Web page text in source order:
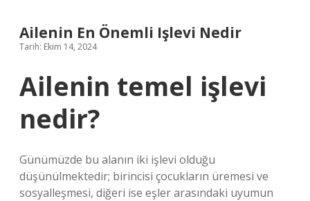
Ailenin En Önemli Işlevi Nedir
Tarih: Ekim 14, 2024
Ailenin temel işlevi
nedir?
Günümüzde bu alanın iki işlevi olduğu
düşünülmektedir; birincisi çocukların üremesi ve
sosyalleşmesi, diğeri ise eşler arasındaki uyumun